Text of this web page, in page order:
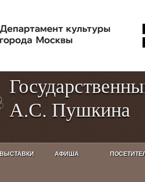
А.С. Пушкина
ВЫСТАВКИ АФИША